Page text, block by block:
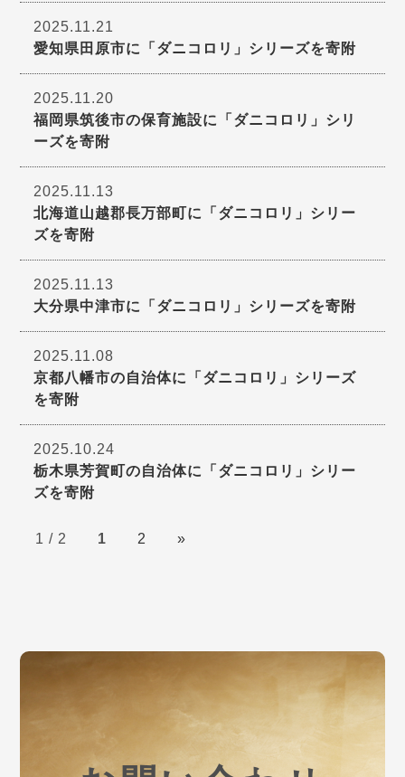
2025.11.21
愛知県田原市に「ダニコロリ」シリーズを寄附
2025.11.20
福岡県筑後市の保育施設に「ダニコロリ」シリ
ーズを寄附
2025.11.13
北海道山越郡長万部町に「ダニコロリ」シリー
ズを寄附
2025.11.13
大分県中津市に「ダニコロリ」シリーズを寄附
2025.11.08
京都八幡市の自治体に「ダニコロリ」シリーズ
を寄附
2025.10.24
栃木県芳賀町の自治体に「ダニコロリ」シリー
ズを寄附
1 / 2 1 2 »